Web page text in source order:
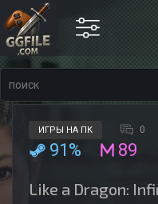
ИГРЫ НА ПК 0
91% 89
Like a Dragon: